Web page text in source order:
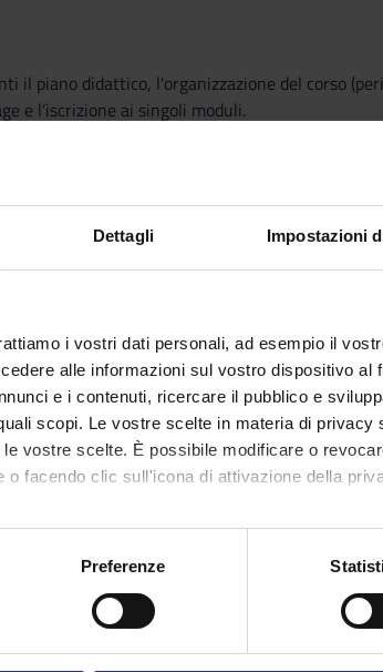
Dettagli Impostazioni
i vostri dati personali, ad esempio il
alle informazioni sul vostro dispositivo al
e i contenuti, ricercare il pubblico e
scopi. Le vostre scelte in materia di privacy
vostre scelte. È possibile modificare o
o facendo clic sull'icona di attivazione della
anche:
sulla tua posizione geografica, con
Preferenze
il piano didattico, l'organizzazione del corso
e l’iscrizione ai singoli moduli.
Ritorna
(2023/2024)
(SSD)
E GESTIONE DELLE IMPRESE